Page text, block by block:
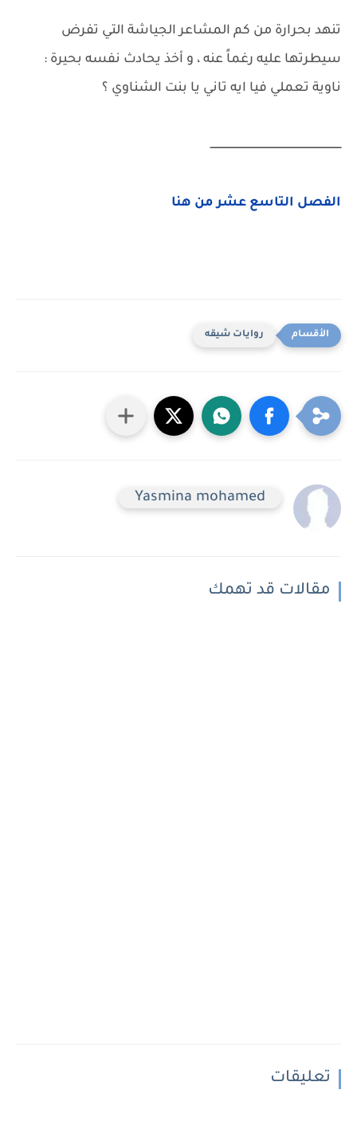
تنهد بحرارة من كم المشاعر الجياشة التي تفرض
سيطرتها عليه رغماً عنه ، و أخذ يحادث نفسه بحيرة :
ناوية تعملي فيا ايه تاني يا بنت الشناوي ؟
ــــــــــــــــــــــــــــــــــــــــــــــــــــــــــــــــــــــــــــــــــ
الفصل التاسع عشر من هنا
روايات شيقه
Yasmina mohamed
مقالات قد تهمك
تعليقات